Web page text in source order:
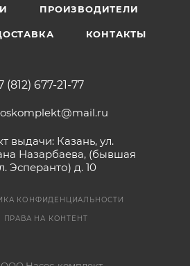
ПРОИЗВОДИТЕЛИ
КОНТАКТЫ
(812) 677-21-77
выдачи: Казань, ул.
Назарбаева, (бывшая
Эсперанто) д. 10
КОНФИДЕНЦИАЛЬНОСТИ
ПРАВА НА КОНТЕНТ